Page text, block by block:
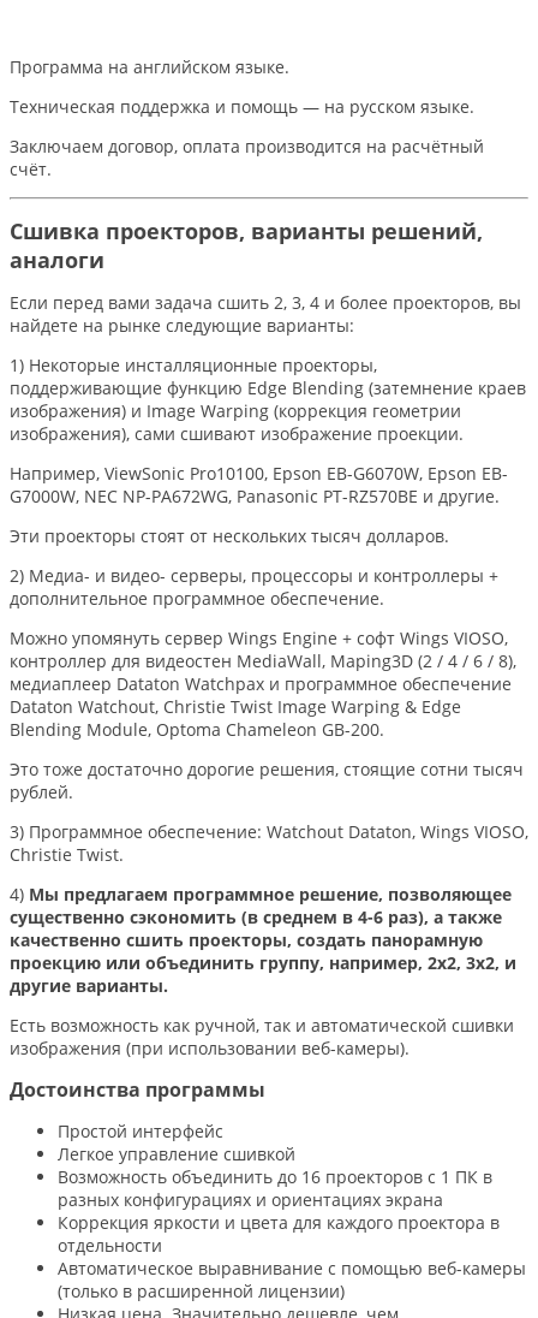
Программа на английском языке.
Техническая поддержка и помощь — на русском языке.
Заключаем договор, оплата производится на расчётный
счёт.
Сшивка проекторов, варианты решений,
аналоги
Если перед вами задача сшить 2, 3, 4 и более проекторов, вы
найдете на рынке следующие варианты:
1) Некоторые инсталляционные проекторы,
поддерживающие функцию Edge Blending (затемнение краев
изображения) и Image Warping (коррекция геометрии
изображения), сами сшивают изображение проекции.
Например, ViewSonic Pro10100, Epson EB-G6070W, Epson EB-
G7000W, NEC NP-PA672WG, Panasonic PT-RZ570BE и другие.
Эти проекторы стоят от нескольких тысяч долларов.
2) Медиа- и видео- серверы, процессоры и контроллеры +
дополнительное программное обеспечение.
Можно упомянуть сервер Wings Engine + софт Wings VIOSO,
контроллер для видеостен MediaWall, Maping3D (2 / 4 / 6 / 8),
медиаплеер Dataton Watchpax и программное обеспечение
Dataton Watchout, Christie Twist Image Warping & Edge
Blending Module, Optoma Chameleon GB-200.
Это тоже достаточно дорогие решения, стоящие сотни тысяч
рублей.
3) Программное обеспечение: Watchout Dataton, Wings VIOSO,
Christie Twist.
4) Мы предлагаем программное решение, позволяющее
существенно сэкономить (в среднем в 4-6 раз), а также
качественно сшить проекторы, создать панорамную
проекцию или объединить группу, например, 2х2, 3х2, и
другие варианты.
Есть возможность как ручной, так и автоматической сшивки
изображения (при использовании веб-камеры).
Достоинства программы
Простой интерфейс
Легкое управление сшивкой
Возможность объединить до 16 проекторов с 1 ПК в
разных конфигурациях и ориентациях экрана
Коррекция яркости и цвета для каждого проектора в
отдельности
Автоматическое выравнивание с помощью веб-камеры
(только в расширенной лицензии)